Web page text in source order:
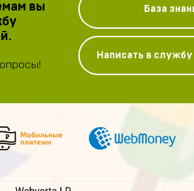
вы
База
Написать в